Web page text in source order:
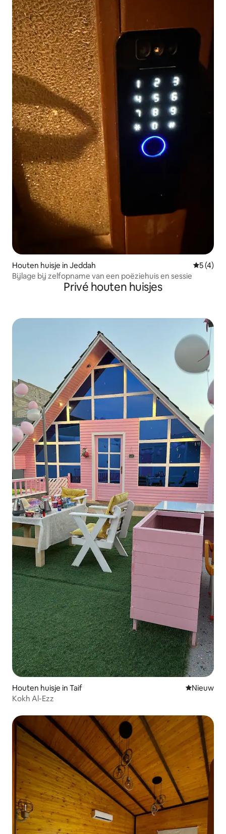
Houten huisje in Jeddah
5 (4)
Bijlage bij zelfopname van een poëziehuis en sessie
Privé houten huisjes
Houten huisje in Taif Nieuwe
Nieuw
Kokh Al-Ezz